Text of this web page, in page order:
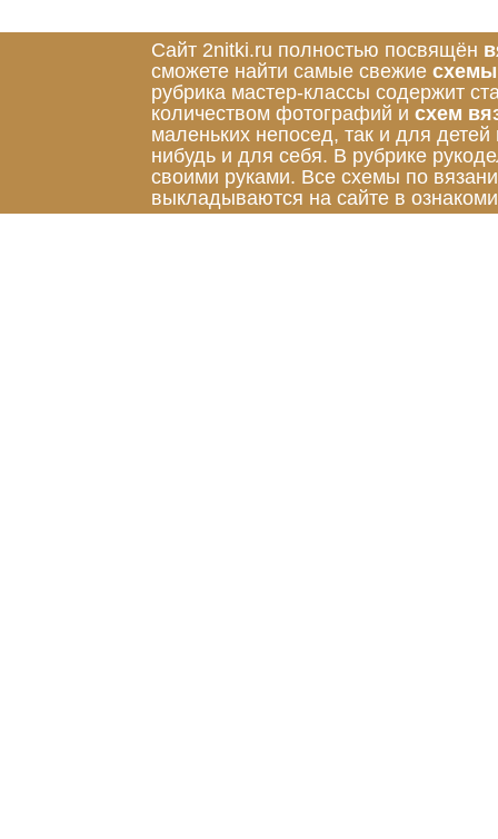
Сайт 2nitki.ru полностью посвящён
сможете найти самые свежие схемы
рубрика мастер-классы содержит
количеством фотографий и схем
маленьких непосед, так и для
нибудь и для себя. В рубрике
своими руками. Все схемы по
выкладываются на сайте в